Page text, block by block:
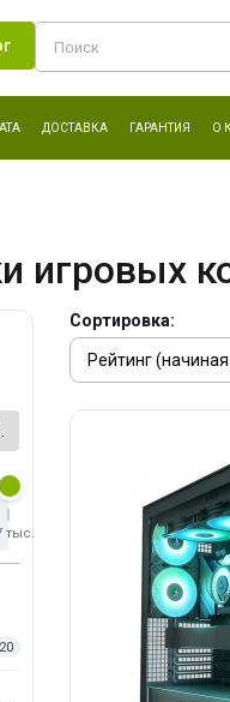
ДОСТАВКА ГАРАНТИЯ О
игровых
тыс.
20
Сортировка: